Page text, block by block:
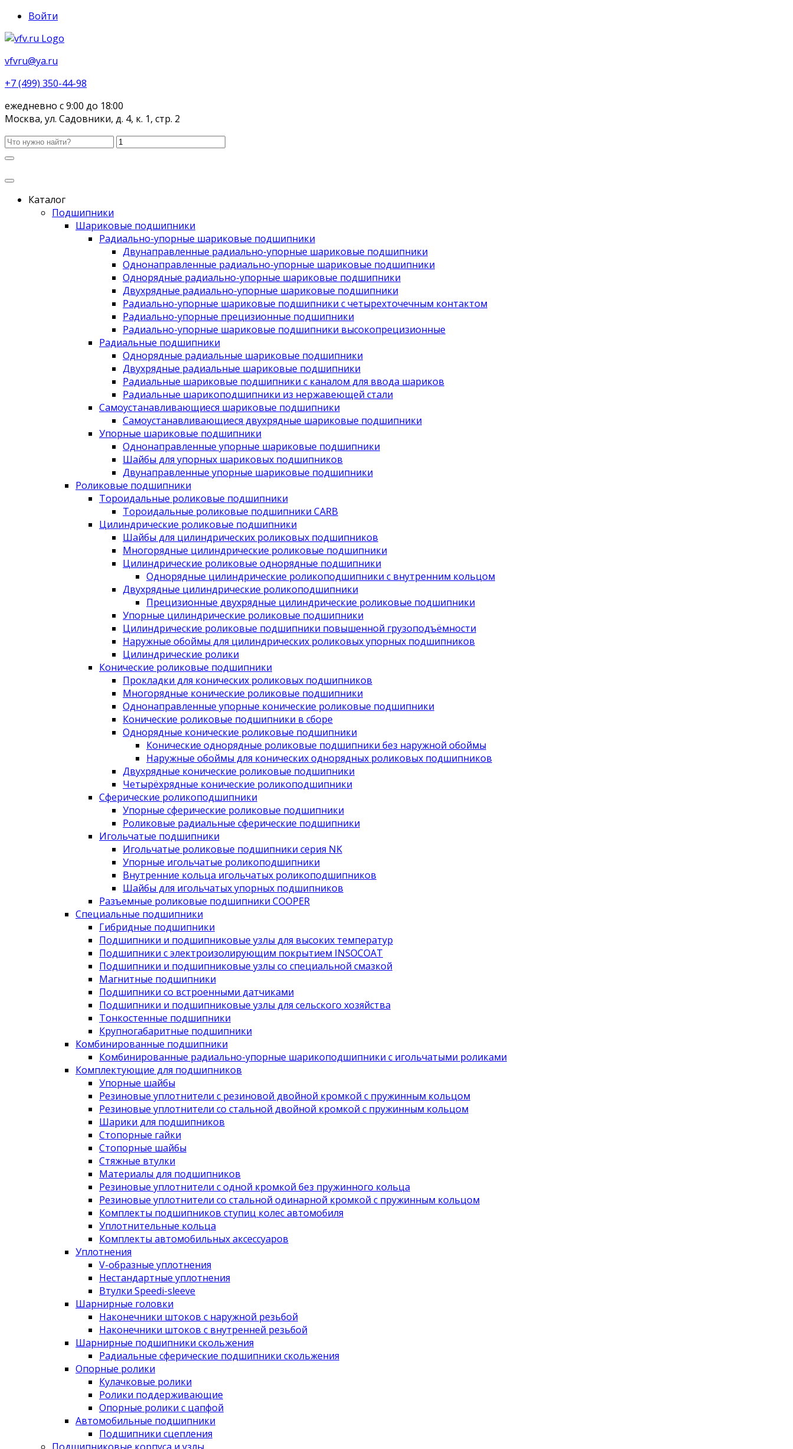
Войти
vfvru@ya.ru
+7 (499) 350-44-98
ежедневно с 9:00 до 18:00
Москва, ул. Садовники, д. 4, к. 1, стр. 2
Каталог
Подшипники
Шариковые подшипники
Радиально-упорные шариковые подшипники
Двунаправленные радиально-упорные шариковые подшипники
Однонаправленные радиально-упорные шариковые подшипники
Однорядные радиально-упорные шариковые подшипники
Двухрядные радиально-упорные шариковые подшипники
Радиально-упорные шариковые подшипники с четырехточечным контактом
Радиально-упорные прецизионные подшипники
Радиально-упорные шариковые подшипники высокопрецизионные
Радиальные подшипники
Однорядные радиальные шариковые подшипники
Двухрядные радиальные шариковые подшипники
Радиальные шариковые подшипники с каналом для ввода шариков
Радиальные шарикоподшипники из нержавеющей стали
Самоустанавливающиеся шариковые подшипники
Самоустанавливающиеся двухрядные шариковые подшипники
Упорные шариковые подшипники
Однонаправленные упорные шариковые подшипники
Шайбы для упорных шариковых подшипников
Двунаправленные упорные шариковые подшипники
Роликовые подшипники
Тороидальные роликовые подшипники
Тороидальные роликовые подшипники CARB
Цилиндрические роликовые подшипники
Шайбы для цилиндрических роликовых подшипников
Многорядные цилиндрические роликовые подшипники
Цилиндрические роликовые однорядные подшипники
Однорядные цилиндрические роликоподшипники с внутренним кольцом
Двухрядные цилиндрические роликоподшипники
Прецизионные двухрядные цилиндрические роликовые подшипники
Упорные цилиндрические роликовые подшипники
Цилиндрические роликовые подшипники повышенной грузоподъёмности
Наружные обоймы для цилиндрических роликовых упорных подшипников
Цилиндрические ролики
Конические роликовые подшипники
Прокладки для конических роликовых подшипников
Многорядные конические роликовые подшипники
Однонаправленные упорные конические роликовые подшипники
Конические роликовые подшипники в сборе
Однорядные конические роликовые подшипники
Конические однорядные роликовые подшипники без наружной обоймы
Наружные обоймы для конических однорядных роликовых подшипников
Двухрядные конические роликовые подшипники
Четырёхрядные конические роликоподшипники
Сферические роликоподшипники
Упорные сферические роликовые подшипники
Роликовые радиальные сферические подшипники
Игольчатые подшипники
Игольчатые роликовые подшипники серия NK
Упорные игольчатые роликоподшипники
Внутренние кольца игольчатых роликоподшипников
Шайбы для игольчатых упорных подшипников
Разъемные роликовые подшипники COOPER
Специальные подшипники
Гибридные подшипники
Подшипники и подшипниковые узлы для высоких температур
Подшипники с электроизолирующим покрытием INSOCOAT
Подшипники и подшипниковые узлы со специальной смазкой
Магнитные подшипники
Подшипники со встроенными датчиками
Подшипники и подшипниковые узлы для сельского хозяйства
Тонкостенные подшипники
Крупногабаритные подшипники
Комбинированные подшипники
Комбинированные радиально-упорные шарикоподшипники с игольчатыми роликами
Комплектующие для подшипников
Упорные шайбы
Резиновые уплотнители с резиновой двойной кромкой с пружинным кольцом
Резиновые уплотнители со стальной двойной кромкой с пружинным кольцом
Шарики для подшипников
Стопорные гайки
Стопорные шайбы
Стяжные втулки
Материалы для подшипников
Резиновые уплотнители с одной кромкой без пружинного кольца
Резиновые уплотнители со стальной одинарной кромкой с пружинным кольцом
Комплекты подшипников ступиц колес автомобиля
Уплотнительные кольца
Комплекты автомобильных аксессуаров
Уплотнения
V-образные уплотнения
Нестандартные уплотнения
Втулки Speedi-sleeve
Шарнирные головки
Наконечники штоков с наружной резьбой
Наконечники штоков с внутренней резьбой
Шарнирные подшипники скольжения
Радиальные сферические подшипники скольжения
Опорные ролики
Кулачковые ролики
Ролики поддерживающие
Опорные ролики с цапфой
Автомобильные подшипники
Подшипники сцепления